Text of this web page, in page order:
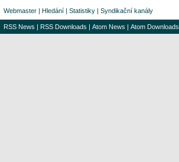
Webmaster | Hledání | Statistiky | Syndikační kanály
RSS News | RSS Downloads | Atom News | Atom Downloads